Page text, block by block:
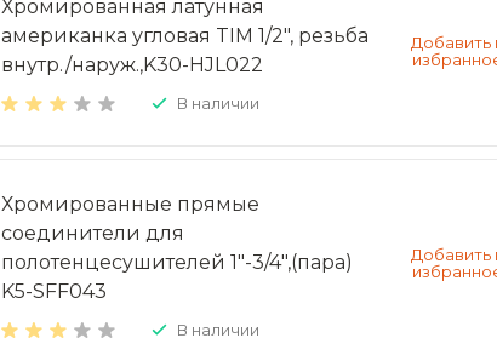
Хромированная латунная
американка угловая TIM 1/2", резьба
внутр./наруж.,K30-HJL022
В наличии
Хромированные прямые
соединители для
полотенцесушителей 1"-3/4",(пара)
K5-SFF043
В наличии